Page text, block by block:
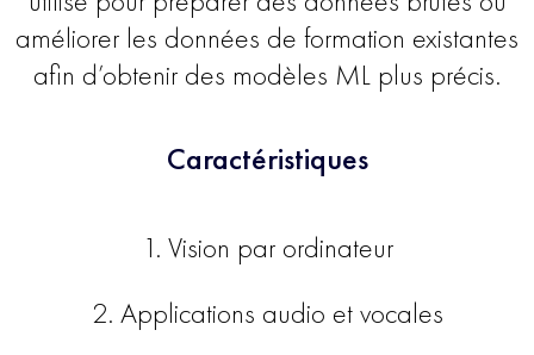
améliorer les données de formation existantes
afin d’obtenir des modèles ML plus précis.
Caractéristiques
1. Vision par ordinateur
2. Applications audio et vocales